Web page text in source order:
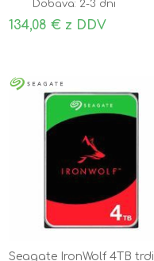
Dobava: 2-3 dni
134,08 € z DDV
Seagate IronWolf 4TB trdi